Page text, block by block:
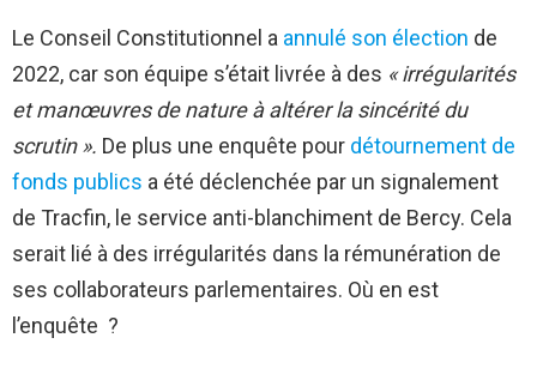
Le Conseil Constitutionnel a annulé son élection de
2022, car son équipe s’était livrée à des « irrégularités
et manœuvres de nature à altérer la sincérité du
scrutin ». De plus une enquête pour détournement de
fonds publics a été déclenchée par un signalement
de Tracfin, le service anti-blanchiment de Bercy. Cela
serait lié à des irrégularités dans la rémunération de
ses collaborateurs parlementaires. Où en est
l’enquête ?